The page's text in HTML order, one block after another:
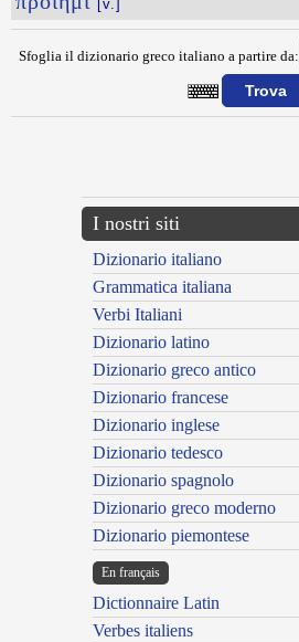
[v.]
Sfoglia il dizionario greco italiano a partire da:
I nostri siti
Dizionario italiano
Grammatica italiana
Verbi Italiani
Dizionario latino
Dizionario greco antico
Dizionario francese
Dizionario inglese
Dizionario tedesco
Dizionario spagnolo
Dizionario greco moderno
Dizionario piemontese
En français
Dictionnaire Latin
Verbes italiens